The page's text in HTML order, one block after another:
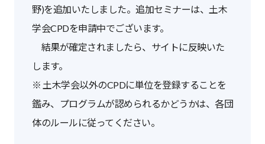
野)を追加いたしました。追加セミナーは、土木
学会CPDを申請中でございます。
結果が確定されましたら、サイトに反映いた
します。
※ 土木学会以外のCPDに単位を登録することを
鑑み、プログラムが認められるかどうかは、各団
体のルールに従ってください。